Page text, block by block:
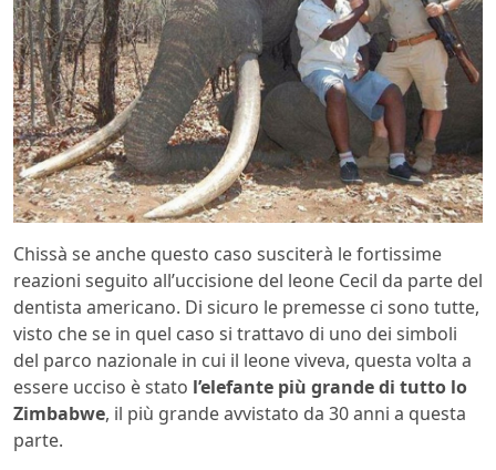
Chissà se anche questo caso susciterà le fortissime
reazioni seguito all’uccisione del leone Cecil da parte del
dentista americano. Di sicuro le premesse ci sono tutte,
visto che se in quel caso si trattavo di uno dei simboli
del parco nazionale in cui il leone viveva, questa volta a
essere ucciso è stato l’elefante più grande di tutto lo
Zimbabwe, il più grande avvistato da 30 anni a questa
parte.